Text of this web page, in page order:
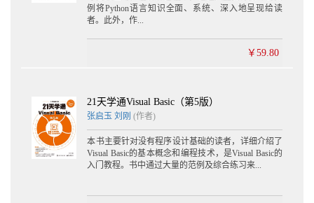
例将Python语言知识全面、系统、深入地呈现给读
者。此外，作...
￥59.80
21天学通Visual Basic（第5版）
张启玉 刘刚 (作者)
本书主要针对没有程序设计基础的读者，详细介绍了
Visual Basic的基本概念和编程技术，是Visual Basic的
入门教程。书中通过大量的范例及综合练习来...